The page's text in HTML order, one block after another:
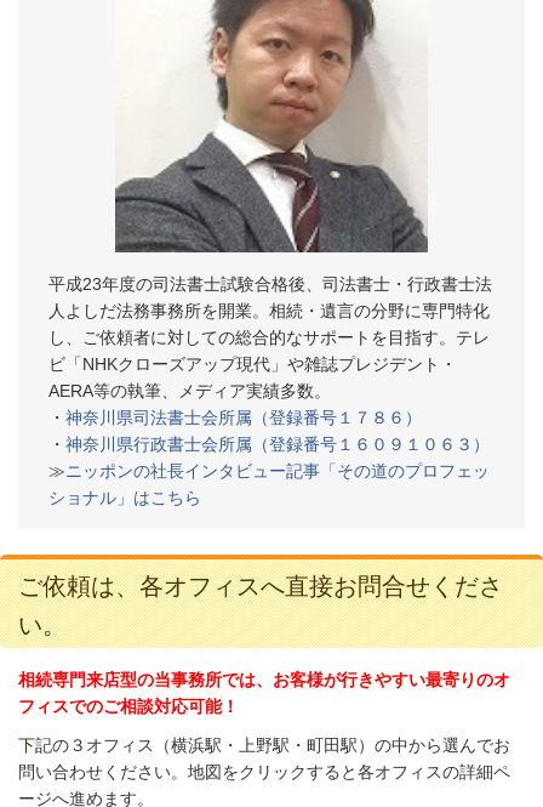
平成23年度の司法書士試験合格後、司法書士・行政書士法
人よしだ法務事務所を開業。相続・遺言の分野に専門特化
し、ご依頼者に対しての総合的なサポートを目指す。テレ
ビ「NHKクローズアップ現代」や雑誌プレジデント・
AERA等の執筆、メディア実績多数。
・ 神奈川県司法書士会所属（登録番号１７８６）
・ 神奈川県行政書士会所属（登録番号１６０９１０６３）
≫ニッポンの社長インタビュー記事「その道のプロフェッ
ショナル」はこちら
ご依頼は、各オフィスへ直接お問合せくださ
い。
相続専門来店型の当事務所では、お客様が行きやすい最寄りのオ
フィスでのご相談対応可能！
下記の３オフィス（横浜駅・上野駅・町田駅）の中から選んでお
問い合わせください。 地図をクリックすると各オフィスの詳細ペ
ージへ進めます。